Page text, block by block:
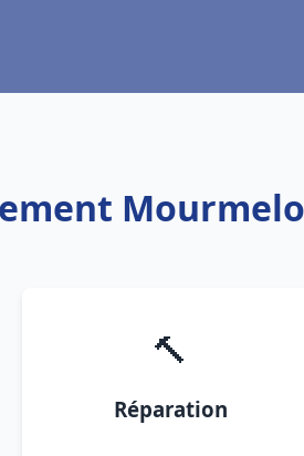
🔨
Réparation